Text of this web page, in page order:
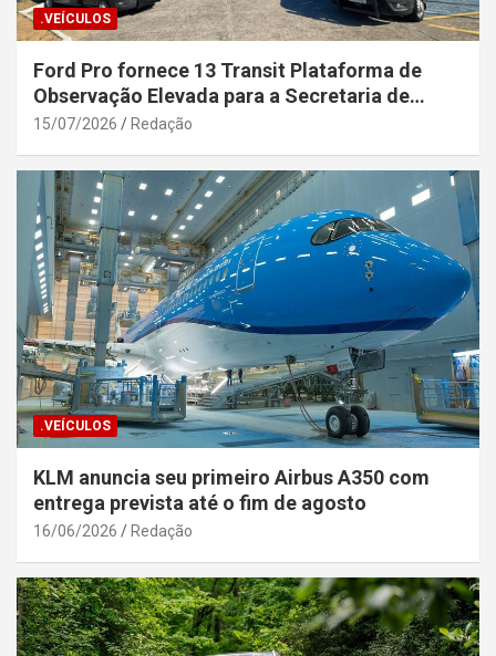
.VEÍCULOS
Ford Pro fornece 13 Transit Plataforma de
Observação Elevada para a Secretaria de
Segurança Pública da Bahia
15/07/2026 Redação
.VEÍCULOS
KLM anuncia seu primeiro Airbus A350 com
entrega prevista até o fim de agosto
16/06/2026 Redação